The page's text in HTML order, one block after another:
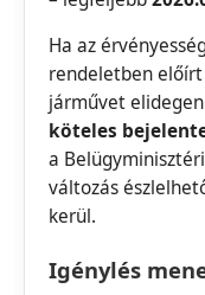
Ha az
rendeletben
járművet
köteles
a
változás
kerül.
Igénylés